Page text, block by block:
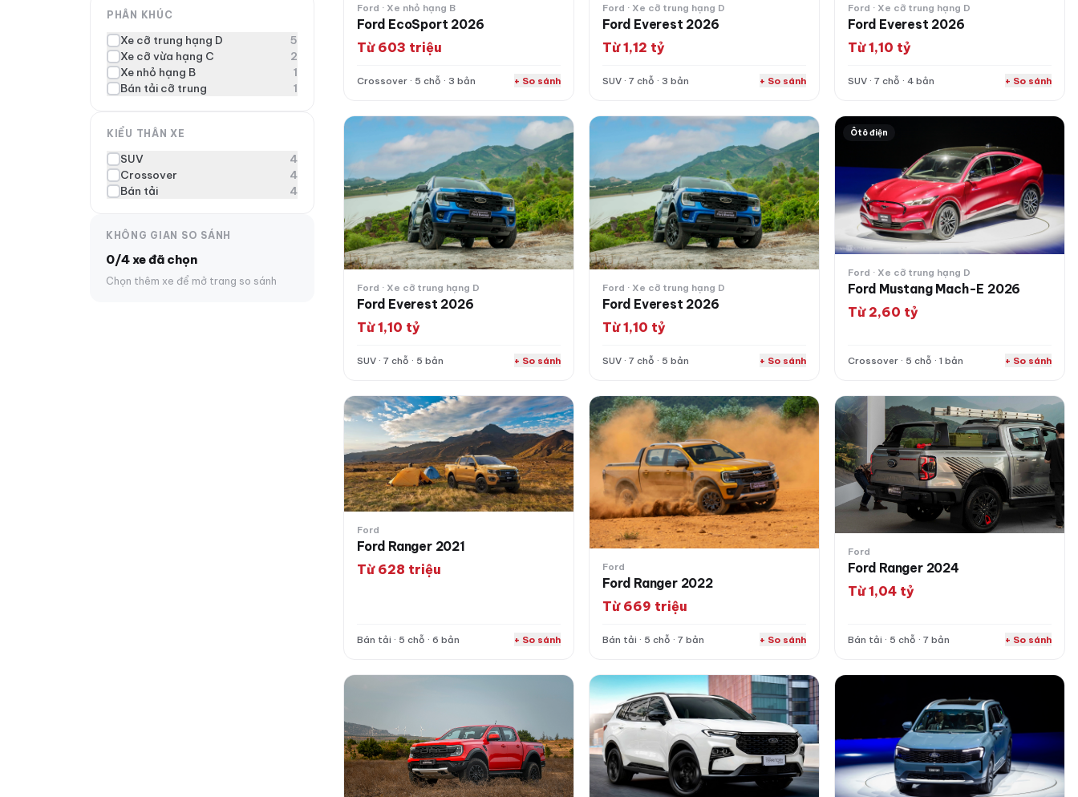
PHÂN KHÚC
Xe cỡ trung hạng D
5
Xe cỡ vừa hạng C
2
Xe nhỏ hạng B
1
Bán tải cỡ trung
1
KIỂU THÂN XE
SUV
4
Crossover
4
Bán tải
4
KHÔNG GIAN SO SÁNH
0/4 xe đã chọn
Chọn thêm xe để mở trang so sánh
Ford · Xe nhỏ hạng B
Ford EcoSport 2026
Từ 603 triệu
Crossover · 5 chỗ · 3 bản + So sánh
Ford · Xe cỡ trung hạng D
Ford Everest 2026
Từ 1,12 tỷ
SUV · 7 chỗ · 3 bản + So sánh
Ford · Xe cỡ trung hạng D
Ford Everest 2026
Từ 1,10 tỷ
SUV · 7 chỗ · 4 bản + So sánh
Ford Everest 2026
Ford · Xe cỡ trung hạng D
Ford Everest 2026
Từ 1,10 tỷ
SUV · 7 chỗ · 5 bản + So sánh
Ford Everest 2026
Ford · Xe cỡ trung hạng D
Ford Everest 2026
Từ 1,10 tỷ
SUV · 7 chỗ · 5 bản + So sánh
Ford Mustang Mach-E 2026
Ôtô điện
Ford · Xe cỡ trung hạng D
Ford Mustang Mach-E 2026
Từ 2,60 tỷ
Crossover · 5 chỗ · 1 bản + So sánh
Ford Ranger 2021
Ford
Ford Ranger 2021
Từ 628 triệu
Bán tải · 5 chỗ · 6 bản + So sánh
Ford Ranger 2022
Ford
Ford Ranger 2022
Từ 669 triệu
Bán tải · 5 chỗ · 7 bản + So sánh
Ford Ranger 2024
Ford
Ford Ranger 2024
Từ 1,04 tỷ
Bán tải · 5 chỗ · 7 bản + So sánh
Ford Ranger Raptor 2026 Ford Territory 2026 Ford Territory 2026